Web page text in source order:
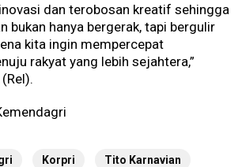
dan terobosan kreatif sehingga
bukan hanya bergerak, tapi bergulir
kita ingin mempercepat
rakyat yang lebih sejahtera,”
Korpri Tito Karnavian